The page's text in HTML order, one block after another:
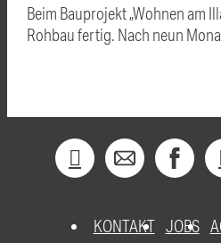
Beim Bauprojekt „Wohnen am
Rohbau fertig. Nach neun
KONTAKT JOBS